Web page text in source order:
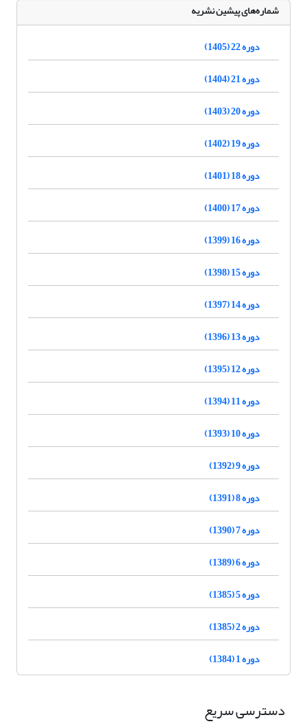
شماره‌های پیشین نشریه
دوره 22 (1405)
دوره 21 (1404)
دوره 20 (1403)
دوره 19 (1402)
دوره 18 (1401)
دوره 17 (1400)
دوره 16 (1399)
دوره 15 (1398)
دوره 14 (1397)
دوره 13 (1396)
دوره 12 (1395)
دوره 11 (1394)
دوره 10 (1393)
دوره 9 (1392)
دوره 8 (1391)
دوره 7 (1390)
دوره 6 (1389)
دوره 5 (1385)
دوره 2 (1385)
دوره 1 (1384)
دسترسی سریع